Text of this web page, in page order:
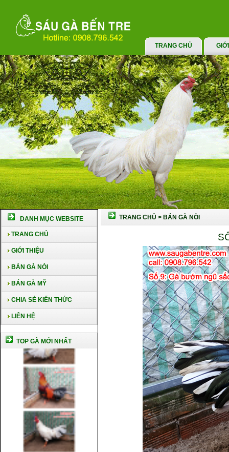
TRANG CHỦ
DANH MỤC WEBSITE
TRANG CHỦ
GIỚI THIỆU
BÁN GÀ NÒI
BÁN GÀ MỸ
CHIA SẺ KIẾN THỨC
LIÊN HỆ
TOP GÀ MỚI NHẤT
TRANG CHỦ > BÁN GÀ NÒI